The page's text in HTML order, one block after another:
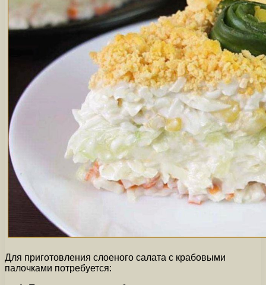
Для приготовления слоеного салата с крабовыми
палочками потребуется: